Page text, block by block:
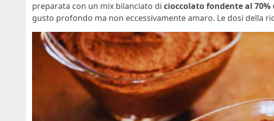
preparata con un mix bilanciato di cioccolato fondente al 70%
gusto profondo ma non eccessivamente amaro. Le dosi della